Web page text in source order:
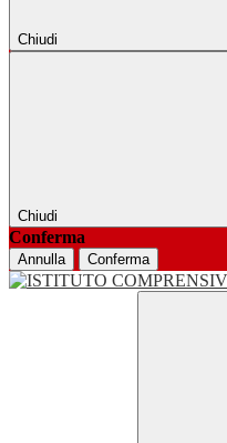
Chiudi
Chiudi
Conferma
Annulla Conferma